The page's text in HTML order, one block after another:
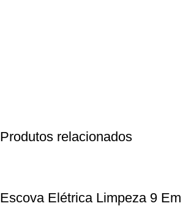
Produtos relacionados
Escova Elétrica Limpeza 9